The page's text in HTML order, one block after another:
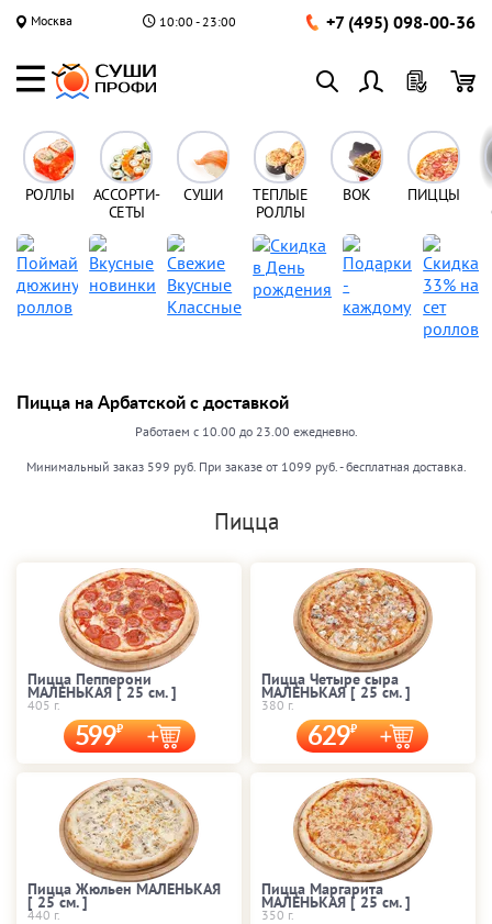
Москва 10:00 - 23:00 +7 (495) 098-00-36
РОЛЛЫ
АССОРТИ-
СЕТЫ
СУШИ
ТЕПЛЫЕ
РОЛЛЫ
ВОК ПИЦЦЫ
Пицца на Арбатской с доставкой
Работаем с 10.00 до 23.00 ежедневно.
Минимальный заказ 599 руб. При заказе от 1099 руб. - бесплатная доставка.
Пицца
Пицца Пепперони
МАЛЕНЬКАЯ [ 25 cм. ]
405 г.
599
Пицца Четыре сыра
МАЛЕНЬКАЯ [ 25 cм. ]
380 г.
629
Пицца Жюльен МАЛЕНЬКАЯ
[ 25 cм. ]
440 г.
Пицца Маргарита
МАЛЕНЬКАЯ [ 25 cм. ]
350 г.